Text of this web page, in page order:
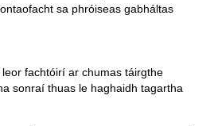
sa phróiseas gabháltas
fachtóirí ar chumas táirgthe
sonraí thuas le haghaidh tagartha